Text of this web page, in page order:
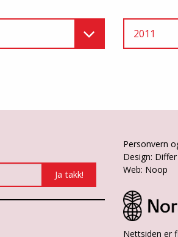
2011
Personvern
Design:
Web: Noop
Nettsiden er